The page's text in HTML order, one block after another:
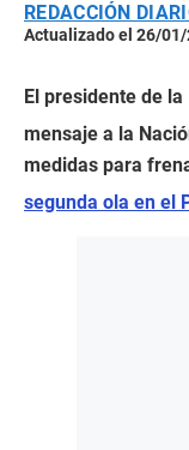
REDACCIÓN
Actualizado el 26/01/
El presidente de la
mensaje a la
medidas para
segunda ola en el